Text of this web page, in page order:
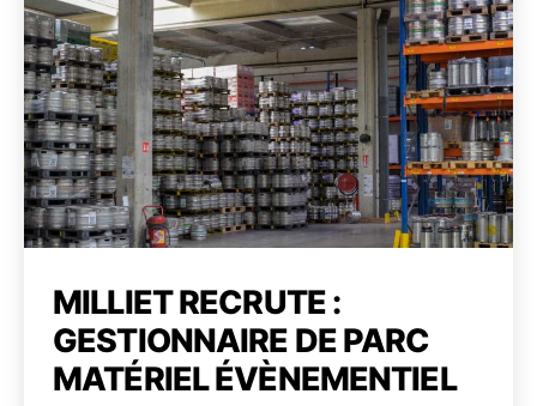
MILLIET RECRUTE :
GESTIONNAIRE DE PARC
MATÉRIEL ÉVÈNEMENTIEL